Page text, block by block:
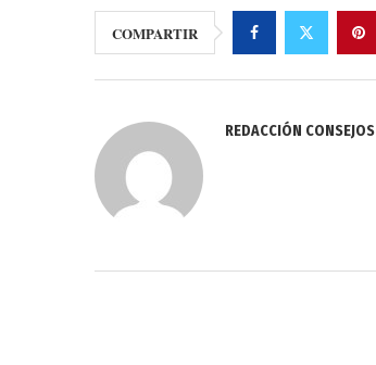
COMPARTIR
REDACCIÓN CONSEJOS